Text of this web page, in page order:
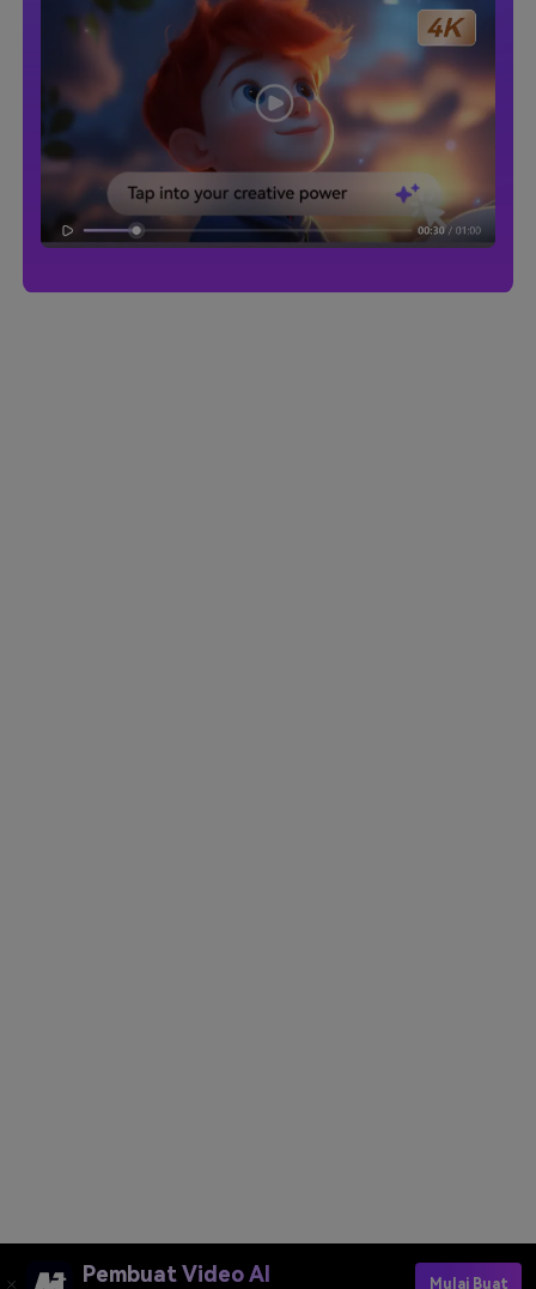
Pembuat Video AI Mulai Buat